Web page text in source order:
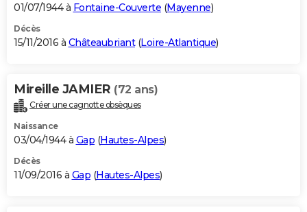
01/07/1944 à Fontaine-Couverte (Mayenne)
Décès
15/11/2016 à Châteaubriant(Loire-Atlantique)
Mireille JAMIER (72 ans)
Créer une cagnotte obsèques
Naissance
03/04/1944 à Gap (Hautes-Alpes)
Décès
11/09/2016 à Gap (Hautes-Alpes)